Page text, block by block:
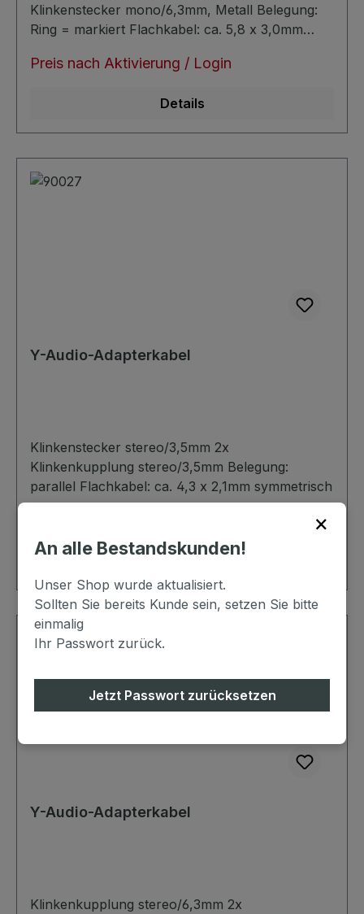
Klinkenstecker mono/6,3mm, Metall Belegung:
Ring = markiert Flachkabel: ca. 5,8 x 3,0mm
Preis nach Aktivierung / Login
Details
Y-Audio-Adapterkabel
Klinkenstecker stereo/3,5mm 2x
Klinkenkupplung stereo/3,5mm Belegung:
parallel Flachkabel: ca. 4,3 x 2,1mm symmetrisch
Details
Y-Audio-Adapterkabel
Klinkenkupplung stereo/6,3mm 2x
×
An alle Bestandskunden!
Unser Shop wurde aktualisiert.
Sollten Sie bereits Kunde sein, setzen Sie bitte
einmalig
Ihr Passwort zurück.
Jetzt Passwort zurücksetzen